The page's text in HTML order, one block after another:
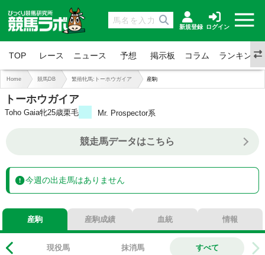
新規登録 ログイン
TOP レース ニュース 予想 掲示板 コラム ランキング
Home 競馬DB 繁殖牝馬:トーホウガイア 産駒
トーホウガイア
Toho Gaia牝25歳栗毛 Mr. Prospector系
0-0-0-0
連対 0%
複勝
競走馬データはこちら
今週の出走馬はありません
産駒 産駒成績 血統 情報
現役馬 抹消馬 すべて